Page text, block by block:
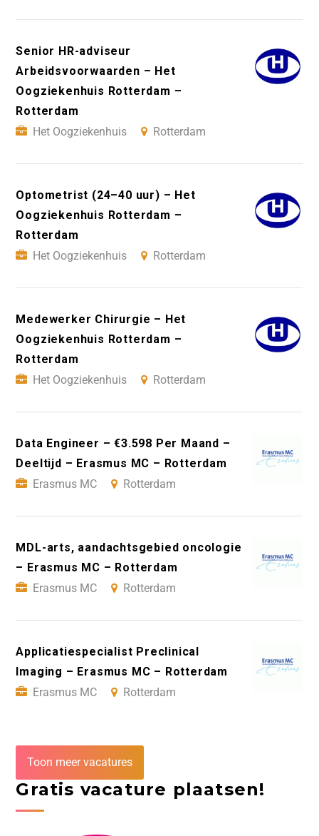
Senior HR-adviseur
Arbeidsvoorwaarden – Het
Oogziekenhuis Rotterdam –
Rotterdam
Het Oogziekenhuis
Rotterdam
Optometrist (24–40 uur) – Het
Oogziekenhuis Rotterdam –
Rotterdam
Het Oogziekenhuis
Rotterdam
Medewerker Chirurgie – Het
Oogziekenhuis Rotterdam –
Rotterdam
Het Oogziekenhuis
Rotterdam
Data Engineer – €3.598 Per Maand –
Deeltijd – Erasmus MC – Rotterdam
Erasmus MC
Rotterdam
MDL-arts, aandachtsgebied oncologie
– Erasmus MC – Rotterdam
Erasmus MC
Rotterdam
Applicatiespecialist Preclinical
Imaging – Erasmus MC – Rotterdam
Erasmus MC
Rotterdam
Toon meer vacatures
Gratis vacature plaatsen!